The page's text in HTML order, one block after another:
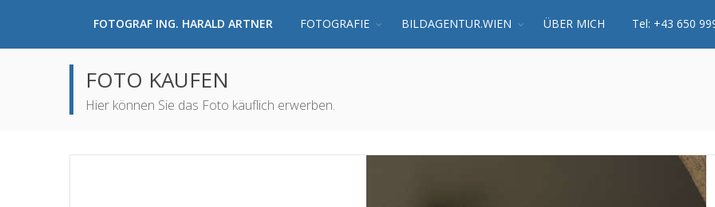
FOTOGRAF ING. HARALD ARTNER FOTOGRAFIE BILDAGENTUR.WIEN ÜBER MICH Tel: +43 650
FOTO KAUFEN
Hier können Sie das Foto käuflich erwerben.